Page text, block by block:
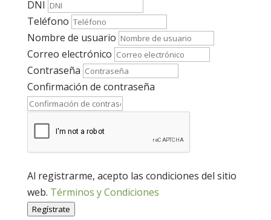
DNI
Teléfono
Nombre de usuario
Correo electrónico
Contraseña
Confirmación de contraseña
Al registrarme, acepto las condiciones del sitio
web. Términos y Condiciones
Regístrate